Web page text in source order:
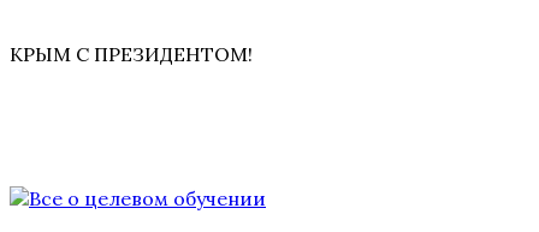
КРЫМ С ПРЕЗИДЕНТОМ!